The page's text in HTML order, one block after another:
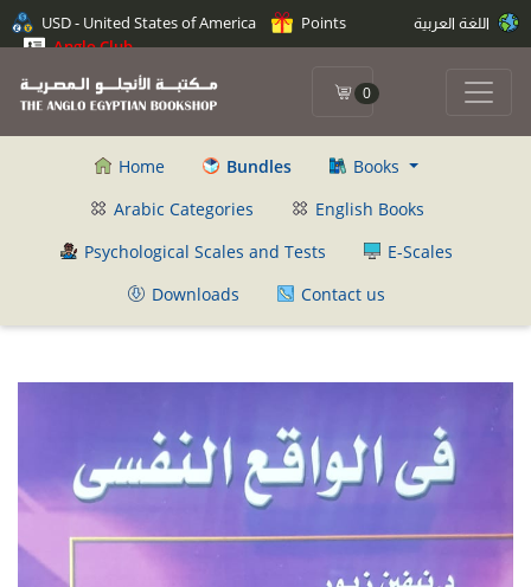
USD - United States of America
Points
Anglo Club
0
Home Bundles
Books
Arabic Categories
English Books
Psychological Scales and Tests
E-Scales
Downloads
Contact us